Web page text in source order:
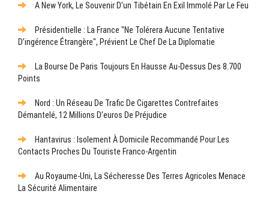
A New York, Le Souvenir D’un Tibétain En Exil Immolé Par Le Feu
Présidentielle : La France "ne Tolérera Aucune Tentative
D’ingérence Étrangère", Prévient Le Chef De La Diplomatie
La Bourse De Paris Toujours En Hausse Au-Dessus Des 8.700
Points
Nord : Un Réseau De Trafic De Cigarettes Contrefaites
Démantelé, 12 Millions D’euros De Préjudice
Hantavirus : Isolement À Domicile Recommandé Pour Les
Contacts Proches Du Touriste Franco-Argentin
Au Royaume-Uni, La Sécheresse Des Terres Agricoles Menace
La Sécurité Alimentaire